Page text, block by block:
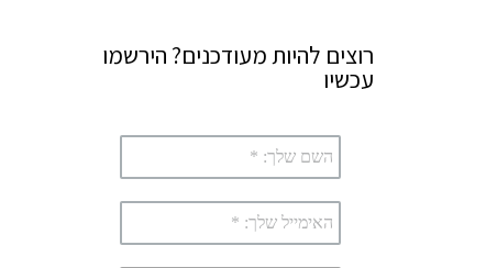
רוצים להיות מעודכנים? הירשמו
עכשיו